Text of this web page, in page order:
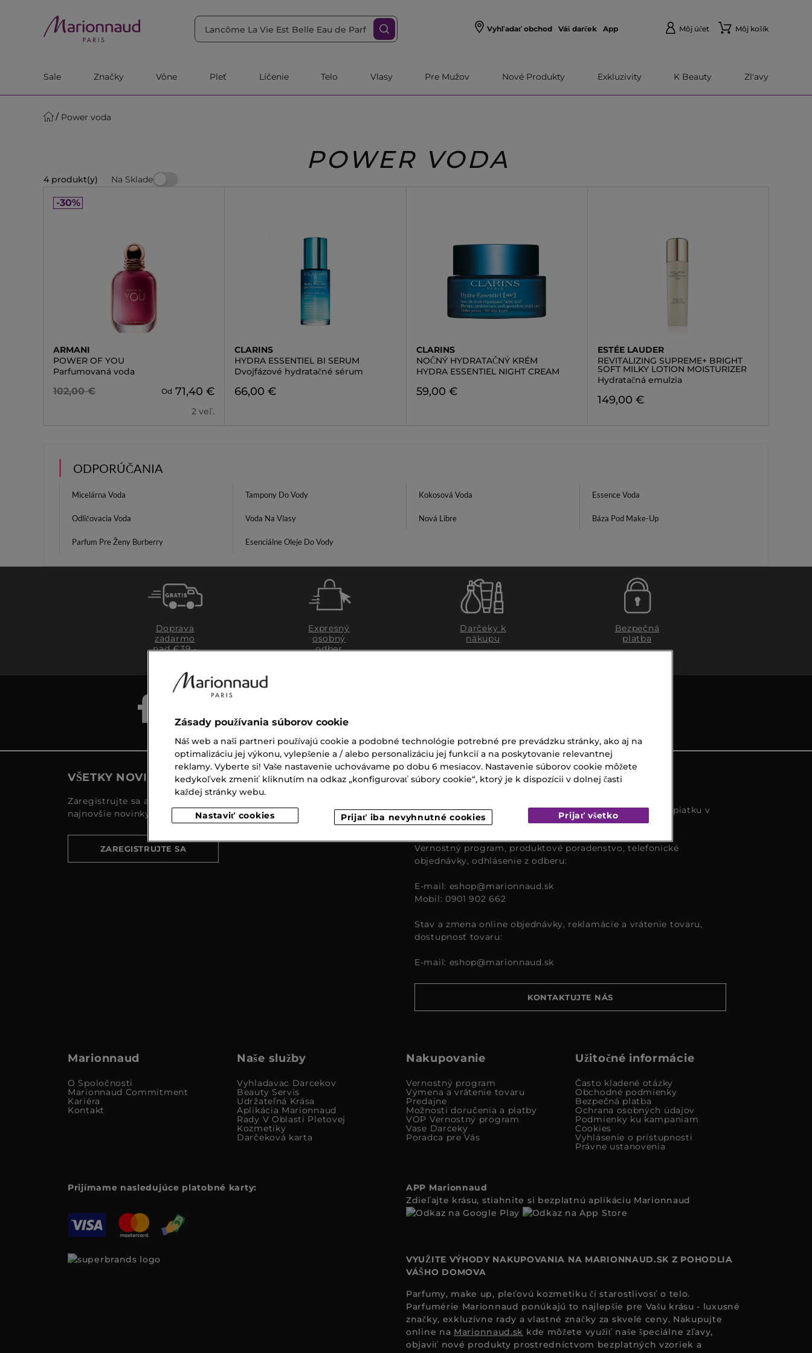
Vyhľadať obchod Váš darček App Môj účet Môj košík
Sale Značky Vône Pleť Líčenie Telo Vlasy Pre Mužov Nové Produkty Exkluzivity K Beauty Zl'avy
Power voda
POWER VODA
4 produkt(y) Na Sklade
-30%
ARMANI
POWER OF YOU
Parfumovaná voda
102,00 € Od 71,40 €
2 veľ.
CLARINS
HYDRA ESSENTIEL BI SERUM
Dvojfázové hydratačné sérum
66,00 €
CLARINS
NOČNÝ HYDRATAČNÝ KRÉM
HYDRA ESSENTIEL NIGHT CREAM
59,00 €
ESTÉE LAUDER
REVITALIZING SUPREME+ BRIGHT
SOFT MILKY LOTION MOISTURIZER
Hydratačná emulzia
149,00 €
ODPORÚČANIA
Micelárna Voda Tampony Do Vody Kokosová Voda Essence Voda
Odličovacia Voda Voda Na Vlasy Nová Libre Báza Pod Make-Up
Parfum Pre Ženy Burberry Esenciálne Oleje Do Vody
Doprava
zadarmo
nad €39,-
Expresný
osobný
odber
Darčeky k
nákupu
Bezpečná
platba
VŠETKY NOVINKY MARIONNAUD
Zaregistrujte sa a objavte naše
najnovšie novinky a akcie
ZAREGISTRUJTE SA
ZÁKAZNÍCKY SERVIS
Zákaznícky servis je pre vás k dispozícií od pondelka do piatku v
čase od 9:00 – 16:00.
Vernostný program, produktové poradenstvo, telefonické
objednávky, odhlásenie z odberu:
E-mail: eshop@marionnaud.sk
Mobil: 0901 902 662
Stav a zmena online objednávky, reklamácie a vrátenie tovaru,
dostupnosť tovaru:
E-mail: eshop@marionnaud.sk
KONTAKTUJTE NÁS
Marionnaud
O Spoločnosti
Marionnaud Commitment
Kariéra
Kontakt
Naše služby
Vyhladavac Darcekov
Beauty Servis
Udržateľná Krása
Aplikácia Marionnaud
Rady V Oblasti Pletovej
Kozmetiky
Darčeková karta
Nakupovanie
Vernostný program
Výmena a vrátenie tovaru
Predajne
Možnosti doručenia a platby
VOP Vernostný program
Vase Darceky
Poradca pre Vás
Užitočné informácie
Často kladené otázky
Obchodné podmienky
Bezpečná platba
Ochrana osobných údajov
Podmienky ku kampaniam
Cookies
Vyhlásenie o prístupnosti
Právne ustanovenia
Prijímame nasledujúce platobné karty:
APP Marionnaud
Zdieľajte krásu, stiahnite si bezplatnú aplikáciu Marionnaud
VYUŽITE VÝHODY NAKUPOVANIA NA MARIONNAUD.SK Z POHODLIA
VÁŠHO DOMOVA
Parfumy, make up, pleťovú kozmetiku či starostlivosť o telo.
Parfumérie Marionnaud ponúkajú to najlepšie pre Vašu krásu - luxusné
značky, exkluzívne rady a vlastné značky za skvelé ceny. Nakupujte
online na Marionnaud.sk kde môžete využiť naše špeciálne zľavy,
objaviť nové produkty prostredníctvom bezplatných vzoriek a
Zásady používania súborov cookie
Náš web a naši partneri používajú cookie a podobné technológie potrebné pre prevádzku stránky, ako aj na
optimalizáciu jej výkonu, vylepšenie a / alebo personalizáciu jej funkcií a na poskytovanie relevantnej
reklamy. Vyberte si! Vaše nastavenie uchovávame po dobu 6 mesiacov. Nastavenie súborov cookie môžete
kedykoľvek zmeniť kliknutím na odkaz „konfigurovať súbory cookie“, ktorý je k dispozícii v dolnej časti
každej stránky webu.
Nastaviť cookies Prijať iba nevyhnutné cookies Prijať všetko